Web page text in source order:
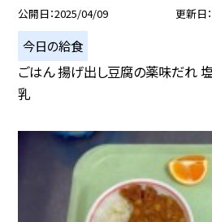
公開日 2025/04/09 更新日
今日の給食
ごはん 揚げ出し豆腐の薬味だれ
乳